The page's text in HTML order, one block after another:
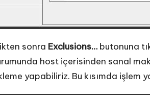
sonra Exclusions… butonuna
host içerisinden sanal
yapabiliriz. Bu kısımda işlem